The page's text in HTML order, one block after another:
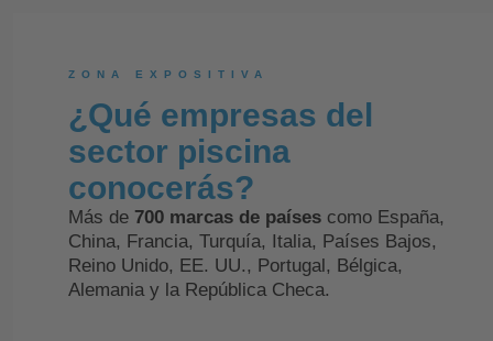
ZONA EXPOSITIVA
¿Qué empresas del
sector piscina
conocerás?
Más de 700 marcas de paísescomo España,
China, Francia, Turquía, Italia, Países Bajos,
Reino Unido, EE. UU., Portugal, Bélgica,
Alemania y la República Checa.